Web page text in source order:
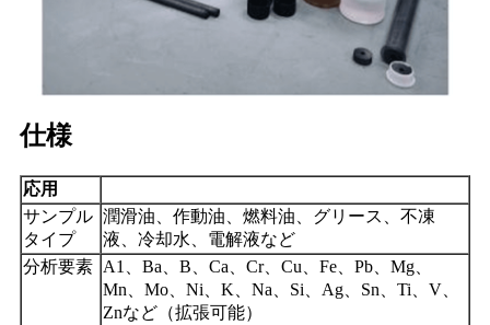
仕様
応用
サンプル
タイプ
潤滑油、作動油、燃料油、グリース、不凍
液、冷却水、電解液など
分析要素 A1、Ba、B、Ca、Cr、Cu、Fe、Pb、Mg、
Mn、Mo、Ni、K、Na、Si、Ag、Sn、Ti、V、
Znなど（拡張可能）